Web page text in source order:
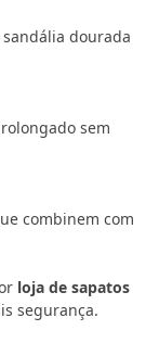
dourada
sem
combinem com
loja de sapatos
segurança.